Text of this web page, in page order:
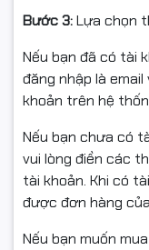
Máy in laser đen
hàng đầu cho các
nhiều tính năng
nhân.
Thiết Kế
Với kích thước chỉ
LBP6030W rất
trong bất kỳ không
đình.
Bước 3:Lựa chọn
Nếu bạn đã có tài
đăng nhập là
khoản trên hệ
Nếu bạn chưa có
vui lòng điền các
tài khoản. Khi có
được đơn hàng
Nếu bạn muốn